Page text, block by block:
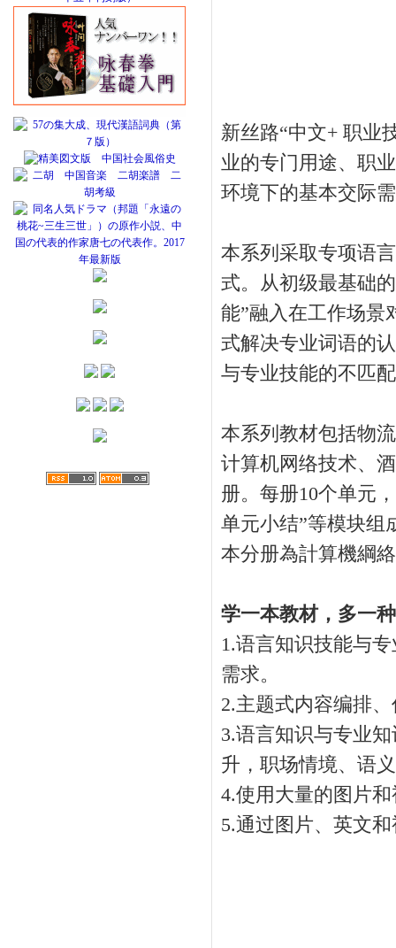
新丝路“中文+ 职业
业的专门用途、职
环境下的基本交际
本系列采取专项语
式。从初级最基础
能”融入在工作场景
式解决专业词语的
与专业技能的不匹
本系列教材包括物
计算机网络技术、
册。每册10个单元
单元小结”等模块组
本分册為計算機綱
学一本教材，多一
1.语言知识技能与
需求。
2.主题式内容编排
3.语言知识与专业
升，职场情境、语
4.使用大量的图片
5.通过图片、英文